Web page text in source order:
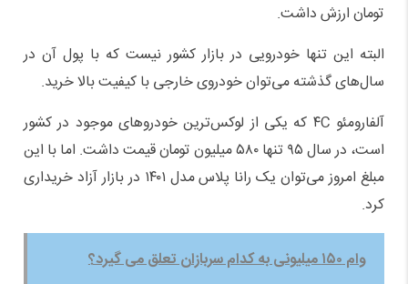
تومان ارزش داشت.
البته این تنها خودرویی در بازار کشور نیست که با پول آن در
سال‌های گذشته می‌توان خودروی خارجی با کیفیت بالا خرید.
آلفارومئو ۴C که یکی از لوکس‌ترین خودروهای موجود در کشور
است، در سال ۹۵ تنها ۵۸۰ میلیون تومان قیمت داشت. اما با این
مبلغ امروز می‌توان یک رانا پلاس مدل ۱۴۰۱ در بازار آزاد خریداری
کرد.
وام ۱۵۰ میلیونی به کدام سربازان تعلق می گیرد؟